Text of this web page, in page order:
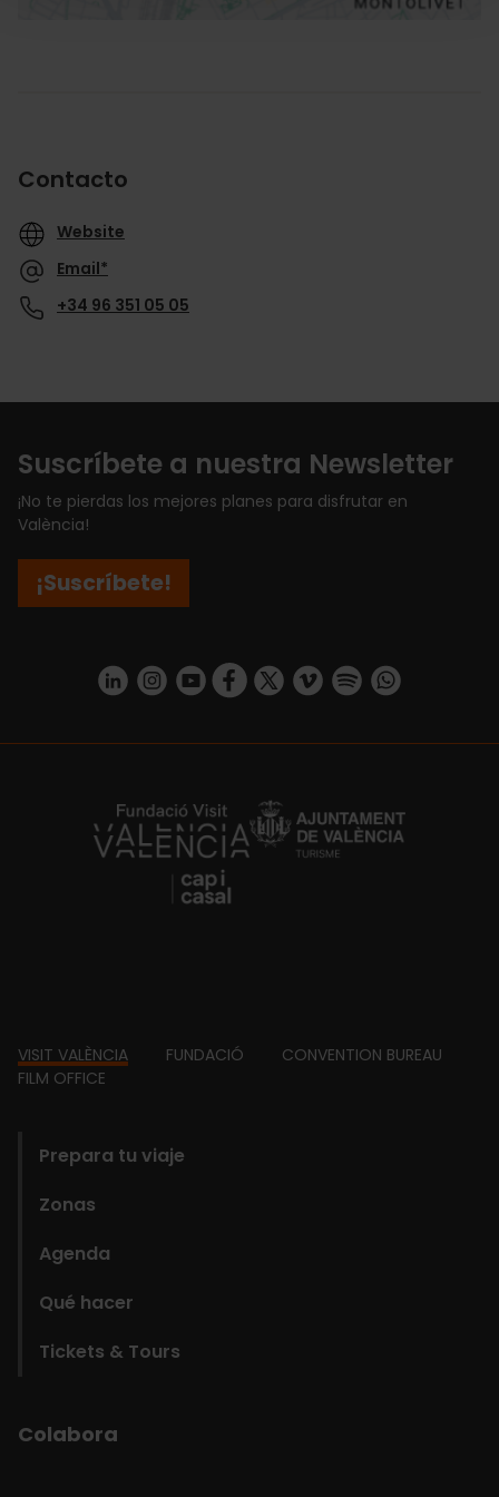
Contacto
Website
Email*
+34 96 351 05 05
Suscríbete a nuestra Newsletter
¡No te pierdas los mejores planes para disfrutar en
València!
¡Suscríbete!
https://www.linkedin.com/company/turismo-valencia/mycompany/
https://www.instagram.com/visit_valencia/
https://www.youtube.com/user/
https://www.facebook.com/
https://twitter.com/
https://vimeo.com/
https://https://api.whatsapp.com/
https://fundacion.visitvalencia.com/
Footer
VISIT VALÈNCIA FUNDACIÓ
CONVENTION BUREAU
FILM OFFICE
Prepara tu viaje
Zonas
Agenda
Qué hacer
Tickets & Tours
Colabora